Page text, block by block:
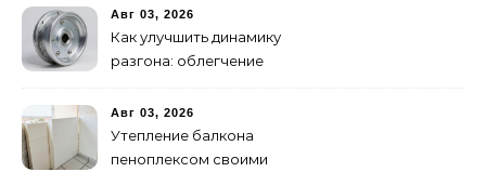
гибридные
Авг 03, 2026
Как улучшить динамику
разгона: облегчение
Авг 03, 2026
Утепление балкона
пеноплексом своими